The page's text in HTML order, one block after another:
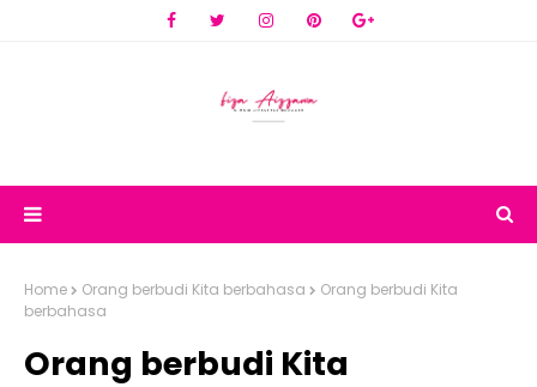
Home Orang berbudi Kita berbahasa
Orang berbudi Kita
berbahasa
Orang berbudi Kita